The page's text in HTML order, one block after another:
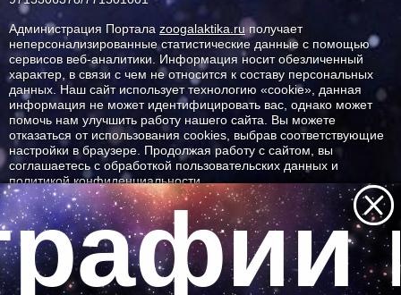
Администрация Портала zoogalaktika.ruполучает
неперсонализированные статистические данные с помощью
сервисов веб-аналитики. Информация носит обезличенный
характер, в связи с чем не относится к составу персональных
данных. Наш сайт использует технологию «cookie», данная
информация не может идентифицировать вас, однако может
помочь нам улучшить работу нашего сайта. Вы можете
отказаться от использования cookies, выбрав соответствующие
настройки в браузере. Продолжая работу с сайтом, вы
соглашаетесь с обработкой пользовательских данных и
политикой конфиденциальности.
ID ресурса: 523